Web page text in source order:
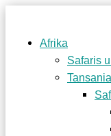
Afrika
Safaris